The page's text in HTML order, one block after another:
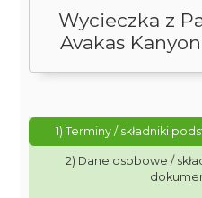
Wycieczka z
Avakas
1) Terminy / składniki
2) Dane osobowe /